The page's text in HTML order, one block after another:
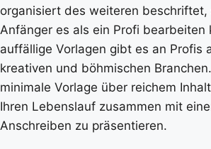
organisiert des weiteren beschriftet,
Anfänger es als ein Profi bearbeiten
auffällige Vorlagen gibt es an Profis
kreativen und böhmischen
minimale Vorlage über reichem
Ihren Lebenslauf zusammen mit
Anschreiben zu präsentieren.